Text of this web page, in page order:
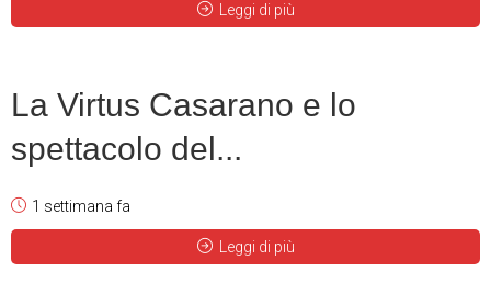
Leggi di più
La Virtus Casarano e lo
spettacolo del...
1 settimana fa
Leggi di più